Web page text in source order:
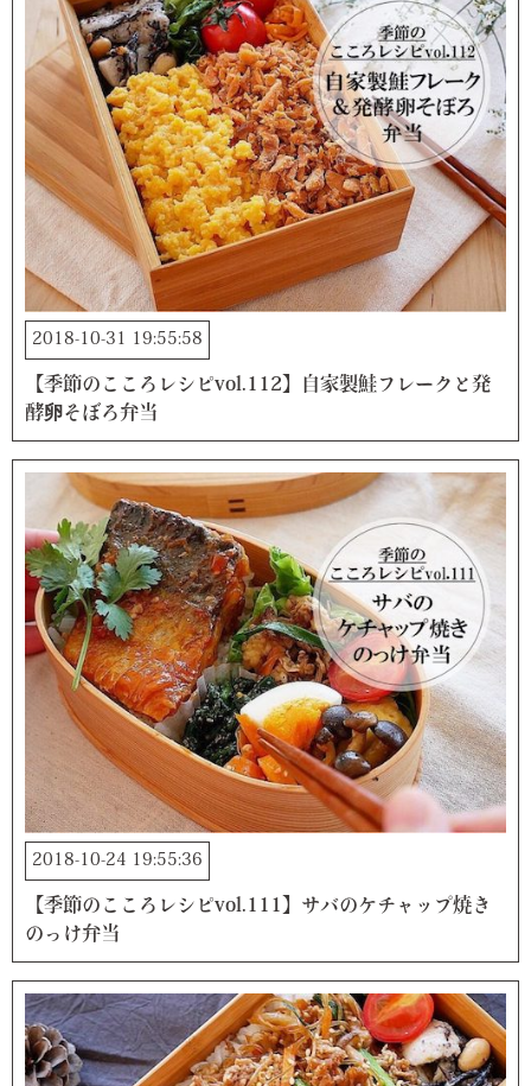
2018-10-31 19:55:58
【季節のこころレシピvol.112】自家製鮭フレークと発
酵卵そぼろ弁当
2018-10-24 19:55:36
【季節のこころレシピvol.111】サバのケチャップ焼き
のっけ弁当